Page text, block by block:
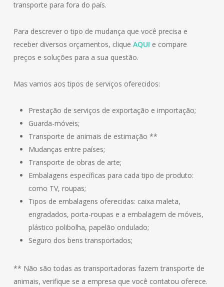
transporte para fora do país.
Para descrever o tipo de mudança que você precisa e
receber diversos orçamentos, clique AQUI e compare
preços e soluções para a sua questão.
Mas vamos aos tipos de serviços oferecidos:
Prestação de serviços de exportação e importação;
Guarda-móveis;
Transporte de animais de estimação **
Mudanças entre países;
Transporte de obras de arte;
Embalagens específicas para cada tipo de produto:
como TV, roupas;
Tipos de embalagens oferecidas: caixa maleta,
engradados, porta-roupas e a embalagem de móveis,
plástico polibolha, papelão ondulado;
Seguro dos bens transportados;
** Não são todas as transportadoras fazem transporte de
animais, verifique se a empresa que você contatou oferece.